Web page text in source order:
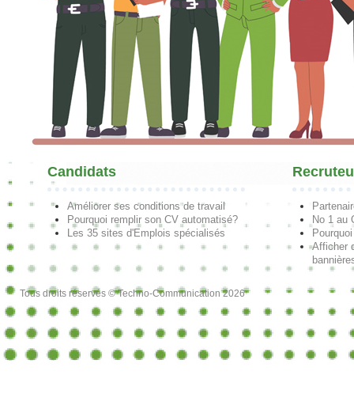
Candidats
Améliorer ses conditions de travail
Pourquoi remplir son CV automatisé?
Les 35 sites d'Emplois spécialisés
No 1 au
Afficher
Tous droits réservés © Techno-Communication 2026